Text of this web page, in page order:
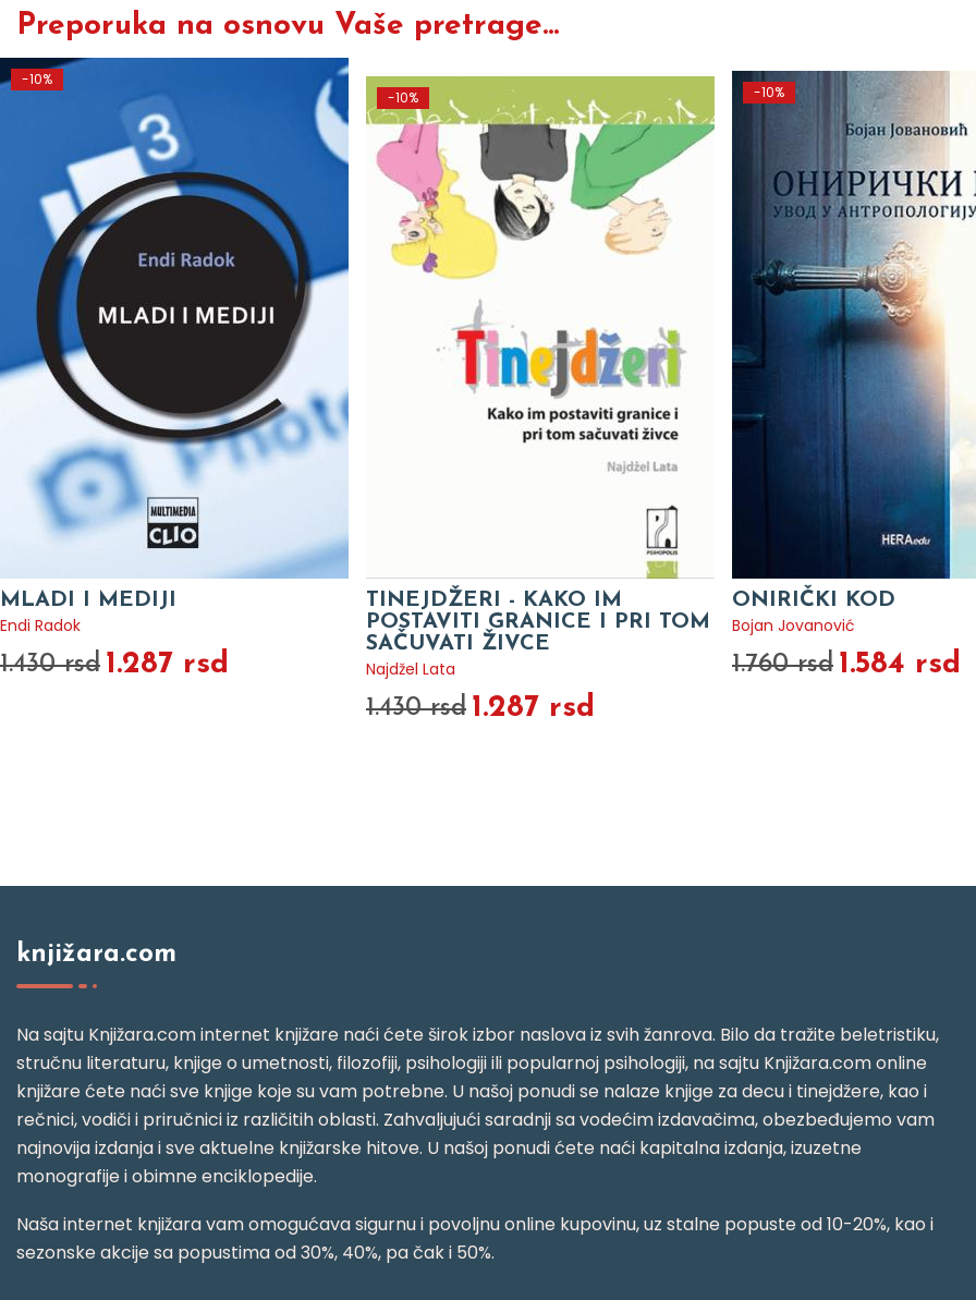
Preporuka na osnovu Vaše pretrage...
-10%
MLADI I MEDIJI
Endi Radok
1.430 rsd 1.287 rsd
-10%
TINEJDŽERI - KAKO IM
POSTAVITI GRANICE I PRI TOM
SAČUVATI ŽIVCE
Najdžel Lata
1.430 rsd 1.287 rsd
-10%
ONIRIČKI KOD
Bojan Jovanović
1.760 rsd 1.584 rsd
knjižara.com
Na sajtu Knjižara.com internet knjižare naći ćete širok izbor naslova iz svih žanrova. Bilo da tražite beletristiku,
stručnu literaturu, knjige o umetnosti, filozofiji, psihologiji ili popularnoj psihologiji, na sajtu Knjižara.com online
knjižare ćete naći sve knjige koje su vam potrebne. U našoj ponudi se nalaze knjige za decu i tinejdžere, kao i
rečnici, vodiči i priručnici iz različitih oblasti. Zahvaljujući saradnji sa vodećim izdavačima, obezbeđujemo vam
najnovija izdanja i sve aktuelne knjižarske hitove. U našoj ponudi ćete naći kapitalna izdanja, izuzetne
monografije i obimne enciklopedije.
Naša internet knjižara vam omogućava sigurnu i povoljnu online kupovinu, uz stalne popuste od 10-20%, kao i
sezonske akcije sa popustima od 30%, 40%, pa čak i 50%.